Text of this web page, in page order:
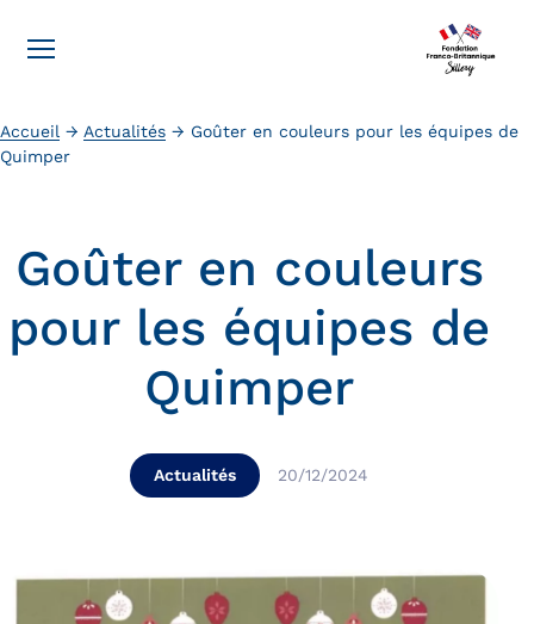
Accueil → Actualités → Goûter en couleurs pour les équipes de
Quimper
Goûter en couleurs
pour les équipes de
Quimper
Actualités 20/12/2024